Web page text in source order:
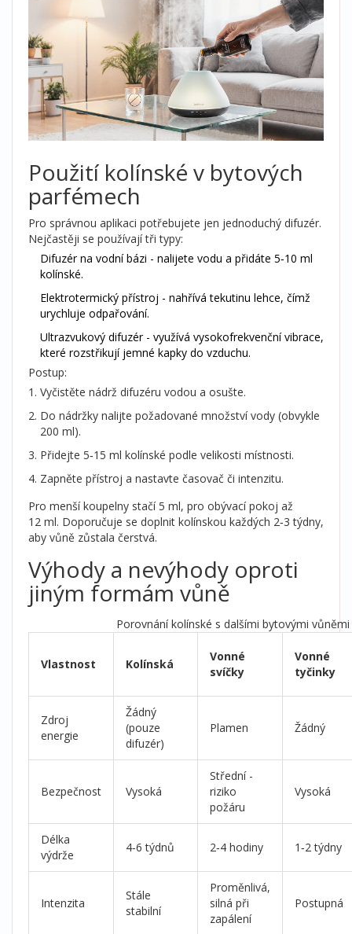
Použití kolínské v bytových
parfémech
Pro správnou aplikaci potřebujete jen jednoduchý difuzér.
Nejčastěji se používají tři typy:
Difuzérna vodní bázi - nalijete vodu a přidáte 5‑10 ml
kolínské.
Elektrotermický přístroj - nahřívá tekutinu lehce, čímž
urychluje odpařování.
Ultrazvukový difuzér - využívá vysokofrekvenční vibrace,
které rozstřikují jemné kapky do vzduchu.
Postup:
Vyčistěte nádrž difuzéru vodou a osušte.
Do nádržky nalijte požadované množství vody (obvykle
200 ml).
Přidejte 5‑15 ml kolínské podle velikosti místnosti.
Zapněte přístroj a nastavte časovač či intenzitu.
Pro menší koupelny stačí 5 ml, pro obývací pokoj až
12 ml. Doporučuje se doplnit kolínskou každých 2‑3 týdny,
aby vůně zůstala čerstvá.
Výhody a nevýhody oproti
jiným formám vůně
Porovnání kolínské s dalšími bytovými vůněmi
Vlastnost Kolínská
Vonné
svíčky
Vonné
tyčinky
Zdroj
energie
Žádný
(pouze
difuzér)
Plamen Žádný
Bezpečnost Vysoká
Střední -
riziko
požáru
Vysoká
Délka
výdrže
4‑6 týdnů 2‑4 hodiny 1‑2 týdny
Intenzita
Stále
stabilní
Proměnlivá,
silná při
zapálení
Postupná